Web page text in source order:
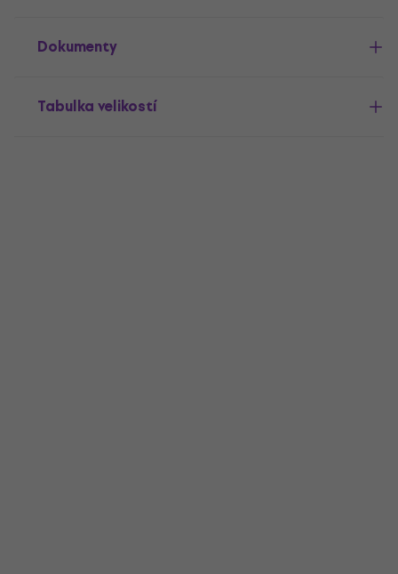
Dokumenty
Tabulka velikostí